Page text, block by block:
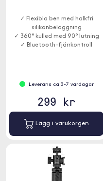
✓ Flexibla ben med halkfri
silikonbeläggning
✓ 360° kulled med 90° lutning
✓ Bluetooth-fjärrkontroll
Leverans ca 3-7 vardagar
299 kr
Lägg i varukorgen